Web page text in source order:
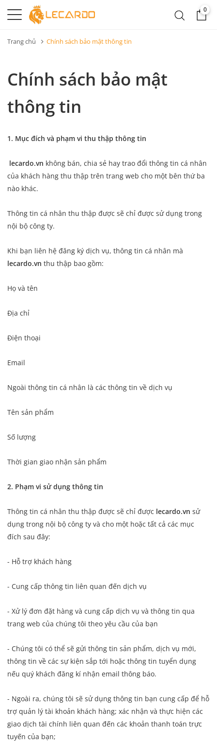
0
Trang chủ Chính sách bảo mật thông tin
Chính sách bảo mật
thông tin
1. Mục đích và phạm vi thu thập thông tin
lecardo.vn không bán, chia sẻ hay trao đổi thông tin cá nhân
của khách hàng thu thập trên trang web cho một bên thứ ba
nào khác.
Thông tin cá nhân thu thập được sẽ chỉ được sử dụng trong
nội bộ công ty.
Khi bạn liên hệ đăng ký dịch vụ, thông tin cá nhân mà
lecardo.vn thu thập bao gồm:
Họ và tên
Địa chỉ
Điện thoại
Email
Ngoài thông tin cá nhân là các thông tin về dịch vụ
Tên sản phẩm
Số lượng
Thời gian giao nhận sản phẩm
2. Phạm vi sử dụng thông tin
Thông tin cá nhân thu thập được sẽ chỉ được lecardo.vn sử
dụng trong nội bộ công ty và cho một hoặc tất cả các mục
đích sau đây:
- Hỗ trợ khách hàng
- Cung cấp thông tin liên quan đến dịch vụ
- Xử lý đơn đặt hàng và cung cấp dịch vụ và thông tin qua
trang web của chúng tôi theo yêu cầu của bạn
- Chúng tôi có thể sẽ gửi thông tin sản phẩm, dịch vụ mới,
thông tin về các sự kiện sắp tới hoặc thông tin tuyển dụng
nếu quý khách đăng kí nhận email thông báo.
- Ngoài ra, chúng tôi sẽ sử dụng thông tin bạn cung cấp để hỗ
trợ quản lý tài khoản khách hàng; xác nhận và thực hiện các
giao dịch tài chính liên quan đến các khoản thanh toán trực
tuyến của bạn;